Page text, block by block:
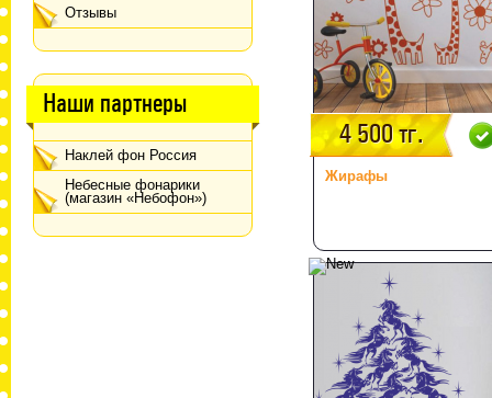
Отзывы
Наши партнеры
Наклей фон Россия
Небесные фонарики
(магазин «Небофон»)
4 500 тг.
Жирафы